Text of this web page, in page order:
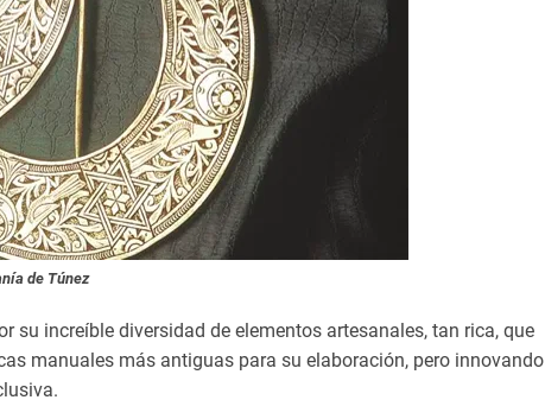
de Túnez
su increíble diversidad de elementos artesanales, tan rica, que
manuales más antiguas para su elaboración, pero innovando